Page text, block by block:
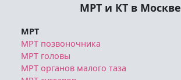
МРТ и КТ в Москве
МРТ
МРТ позвоночника
МРТ головы
МРТ органов малого таза